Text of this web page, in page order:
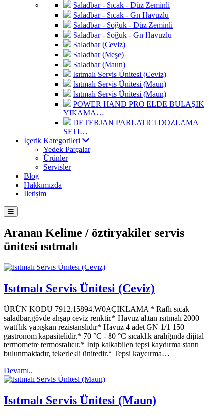
Saladbar - Sıcak - Düz Zeminli
Saladbar - Sıcak - Gn Havuzlu
Saladbar - Soğuk - Düz Zeminli
Saladbar - Soğuk - Gn Havuzlu
Saladbar (Ceviz)
Saladbar (Meşe)
Saladbar (Maun)
Isıtmalı Servis Ünitesi (Ceviz)
Isıtmalı Servis Ünitesi (Maun)
Isıtmalı Servis Ünitesi (Maun)
POWER HAND PRO ELDE BULAŞIK
YIKAMA…
DETERJAN PARLATICI DOZLAMA
SETI…
İçerik Kategorileri
Yedek Parçalar
Ürünler
Servisler
Blog
Hakkımızda
İletişim
Aranan Kelime / öztiryakiler servis
ünitesi ısıtmalı
Isıtmalı Servis Ünitesi (Ceviz)
ÜRÜN KODU 7912.15894.W0AÇIKLAMA * Raflı sıcak
saladbar,gövde ahşap ceviz renktir.* Havuz alttan ısıtmalı 2000
watt'lık yapışkan rezistanslıdır* Havuz 4 adet GN 1/1 150
gastronom kapasitelidir.* 70 °C - 80 °C sıcaklık aralığında dijital
termometre termostalıdır.* İnip kalkabilen tepsi kaydırma stantı
bulunmaktadır, tekerlekli ünitedir.* Tepsi kaydırma…
Devamı..
Isıtmalı Servis Ünitesi (Maun)